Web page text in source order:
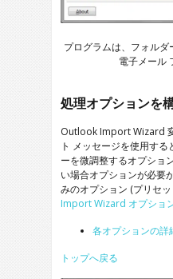
プログラムは、フォルダ
電子メール
処理オプションを
Outlook Import Wizard
ト メッセージを使用す
ーを微調整するオプショ
い場合オプションが必要
みのオプション (プリセ
Import Wizard オプショ
各オプションの詳
トップへ戻る